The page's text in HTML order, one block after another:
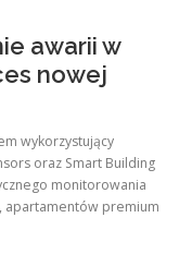
awarii w
nowej
wykorzystujący
oraz Smart Building
monitorowania
apartamentów premium